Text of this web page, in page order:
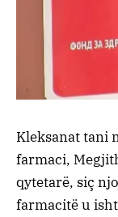
Kleksanat tani
farmaci,
qytetarë, siç
farmacitë u